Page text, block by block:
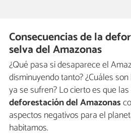
Consecuencias de la
selva del Amazonas
¿Qué pasa si desaparece el
disminuyendo tanto? ¿Cuáles
ya se sufren? Lo cierto es que las
deforestación del Amazonas
aspectos negativos para el
habitamos.